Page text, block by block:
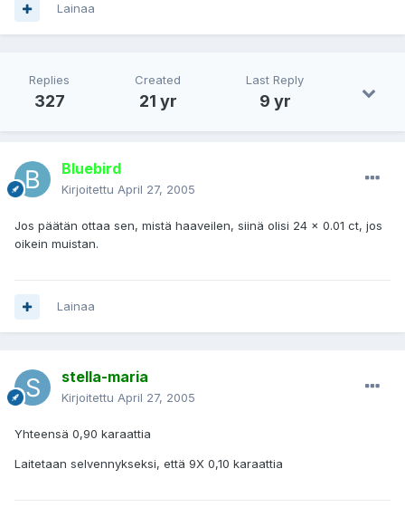
Lainaa
Replies
327
Created
21 yr
Last Reply
9 yr
Bluebird
Kirjoitettu April 27, 2005
Jos päätän ottaa sen, mistä haaveilen, siinä olisi 24 x 0.01 ct, jos
oikein muistan.
Lainaa
stella-maria
Kirjoitettu April 27, 2005
Yhteensä 0,90 karaattia
Laitetaan selvennykseksi, että 9X 0,10 karaattia